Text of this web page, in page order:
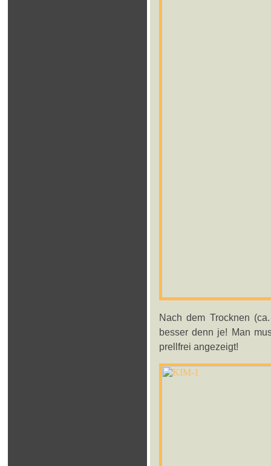
Nach dem Trocknen
besser denn je! Man
prellfrei angezeigt!